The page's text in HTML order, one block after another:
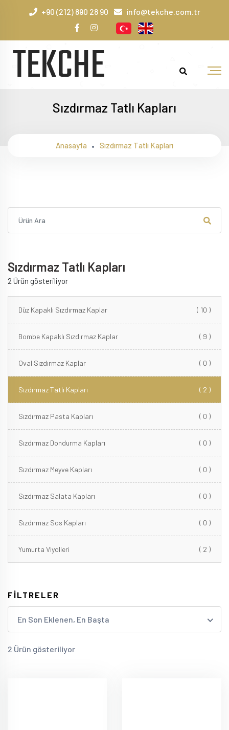
+90 (212) 890 28 90 info@tekche.com.tr
Sızdırmaz Tatlı Kapları
Anasayfa Sızdırmaz Tatlı Kapları
Sızdırmaz Tatlı Kapları
2 Ürün gösteriliyor
Düz Kapaklı Sızdırmaz Kaplar ( 10 )
Bombe Kapaklı Sızdırmaz Kaplar ( 9 )
Oval Sızdırmaz Kaplar ( 0 )
Sızdırmaz Tatlı Kapları ( 2 )
Sızdırmaz Pasta Kapları ( 0 )
Sızdırmaz Dondurma Kapları ( 0 )
Sızdırmaz Meyve Kapları ( 0 )
Sızdırmaz Salata Kapları ( 0 )
Sızdırmaz Sos Kapları ( 0 )
Yumurta Viyolleri ( 2 )
FİLTRELER
En Son Eklenen, En Başta
2 Ürün gösteriliyor